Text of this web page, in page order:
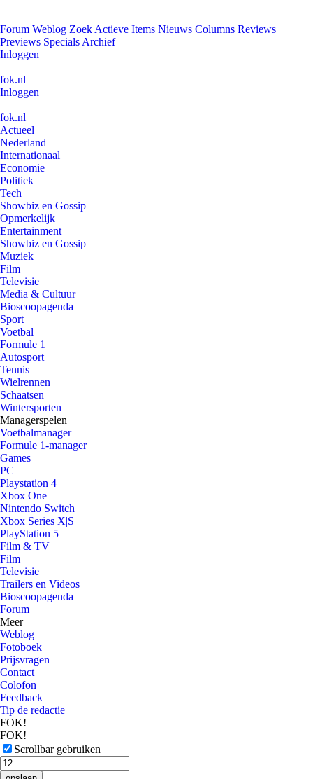
Forum Weblog Zoek Actieve Items Nieuws Columns Reviews
Previews Specials Archief
Inloggen
fok.nl
Inloggen
fok.nl
Actueel
Nederland
Internationaal
Economie
Politiek
Tech
Showbiz en Gossip
Opmerkelijk
Entertainment
Showbiz en Gossip
Muziek
Film
Televisie
Media & Cultuur
Bioscoopagenda
Sport
Voetbal
Formule 1
Autosport
Tennis
Wielrennen
Schaatsen
Wintersporten
Managerspelen
Voetbalmanager
Formule 1-manager
Games
PC
Playstation 4
Xbox One
Nintendo Switch
Xbox Series X|S
PlayStation 5
Film & TV
Film
Televisie
Trailers en Videos
Bioscoopagenda
Forum
Meer
Weblog
Fotoboek
Prijsvragen
Contact
Colofon
Feedback
Tip de redactie
FOK!
FOK!
Scrollbar gebruiken